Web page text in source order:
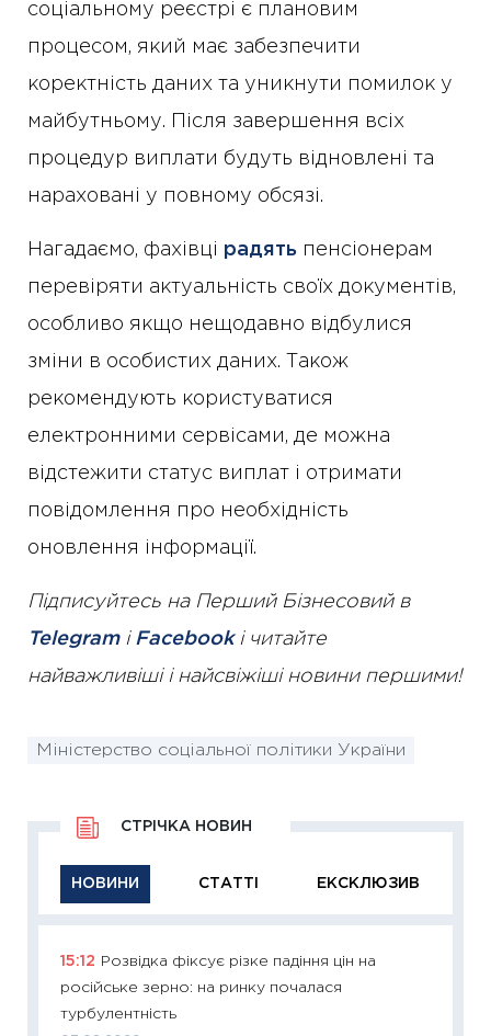
соціальному реєстрі є плановим
процесом, який має забезпечити
коректність даних та уникнути помилок у
майбутньому. Після завершення всіх
процедур виплати будуть відновлені та
нараховані у повному обсязі.
Нагадаємо, фахівці радять пенсіонерам
перевіряти актуальність своїх документів,
особливо якщо нещодавно відбулися
зміни в особистих даних. Також
рекомендують користуватися
електронними сервісами, де можна
відстежити статус виплат і отримати
повідомлення про необхідність
оновлення інформації.
Підписуйтесь на Перший Бізнесовий в
Telegramі Facebookі читайте
найважливіші і найсвіжіші новини першими!
Міністерство соціальної політики України
НОВИНИ СТАТТІ ЕКСКЛЮЗИВ
СТРІЧКА НОВИН
15:12
Розвідка фіксує різке падіння цін на
російське зерно: на ринку почалася
турбулентність